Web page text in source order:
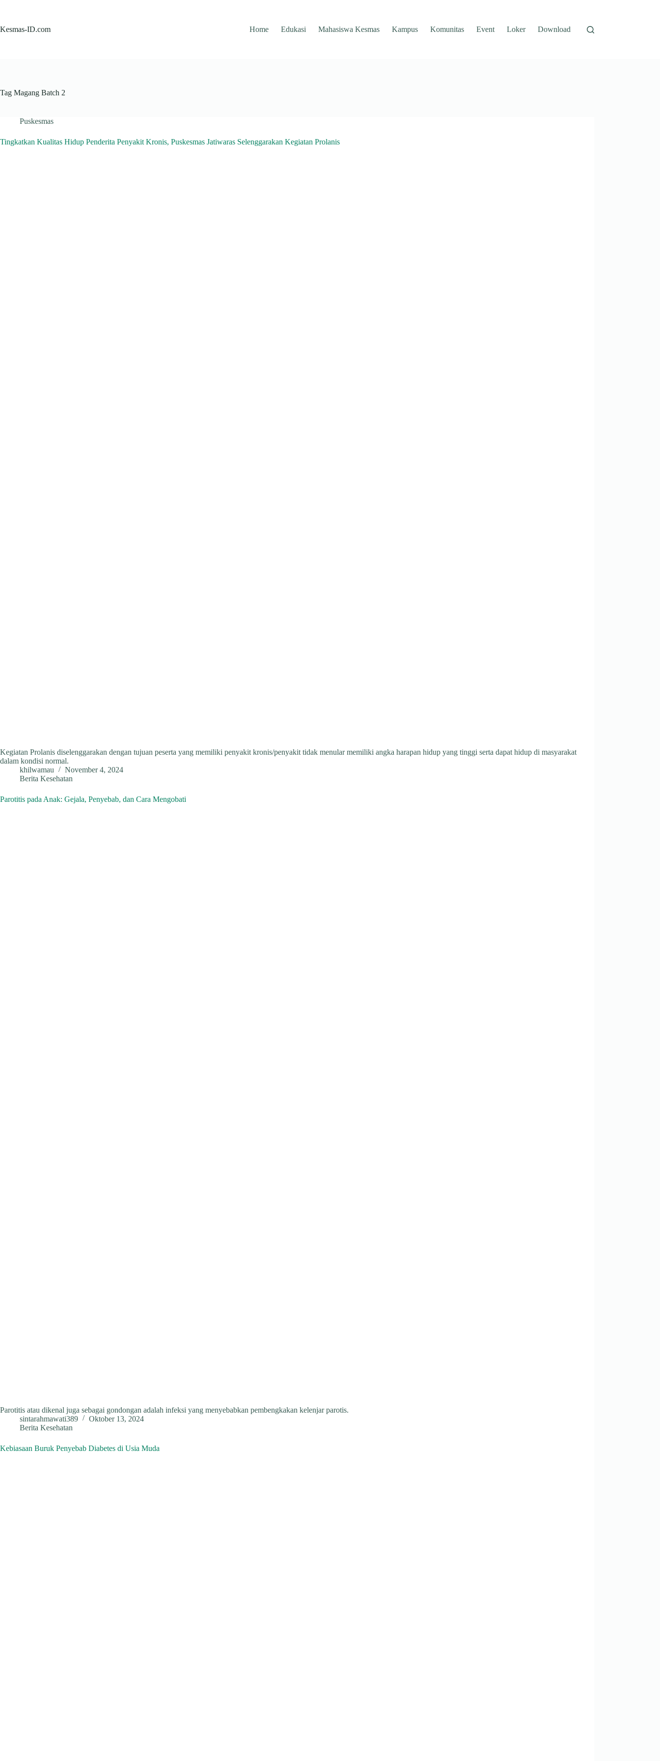
Kesmas-ID.com
Home Edukasi Mahasiswa Kesmas Kampus Komunitas Event Loker Download
Tag Magang Batch 2
Puskesmas
Tingkatkan Kualitas Hidup Penderita Penyakit Kronis, Puskesmas Jatiwaras Selenggarakan Kegiatan Prolanis
Kegiatan Prolanis diselenggarakan dengan tujuan peserta yang memiliki penyakit kronis/penyakit tidak menular memiliki angka harapan hidup yang tinggi serta dapat hidup di masyarakat
dalam kondisi normal.
khilwamau
November 4, 2024
Berita Kesehatan
Parotitis pada Anak: Gejala, Penyebab, dan Cara Mengobati
Parotitis atau dikenal juga sebagai gondongan adalah infeksi yang menyebabkan pembengkakan kelenjar parotis.
sintarahmawati389
Oktober 13, 2024
Berita Kesehatan
Kebiasaan Buruk Penyebab Diabetes di Usia Muda